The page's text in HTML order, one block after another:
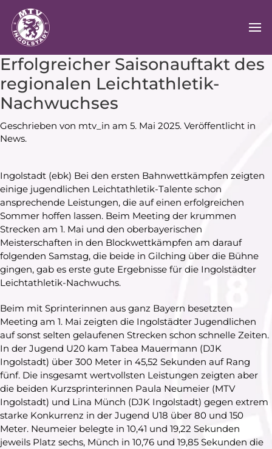
Erfolgreicher Saisonauftakt des
regionalen Leichtathletik-
Nachwuchses
Geschrieben von mtv_in am 5. Mai 2025. Veröffentlicht in
News.
Ingolstadt (ebk) Bei den ersten Bahnwettkämpfen zeigten
einige jugendlichen Leichtathletik-Talente schon
ansprechende Leistungen, die auf einen erfolgreichen
Sommer hoffen lassen. Beim Meeting der krummen
Strecken am 1. Mai und den oberbayerischen
Meisterschaften in den Blockwettkämpfen am darauf
folgenden Samstag, die beide in Gilching über die Bühne
gingen, gab es erste gute Ergebnisse für die Ingolstädter
Leichtathletik-Nachwuchs.
Beim mit Sprinterinnen aus ganz Bayern besetzten
Meeting am 1. Mai zeigten die Ingolstädter Jugendlichen
auf sonst selten gelaufenen Strecken schon schnelle Zeiten.
In der Jugend U20 kam Tabea Mauermann (DJK
Ingolstadt) über 300 Meter in 45,52 Sekunden auf Rang
fünf. Die insgesamt wertvollsten Leistungen zeigten aber
die beiden Kurzsprinterinnen Paula Neumeier (MTV
Ingolstadt) und Lina Münch (DJK Ingolstadt) gegen extrem
starke Konkurrenz in der Jugend U18 über 80 und 150
Meter. Neumeier belegte in 10,41 und 19,22 Sekunden
jeweils Platz sechs, Münch in 10,76 und 19,85 Sekunden die